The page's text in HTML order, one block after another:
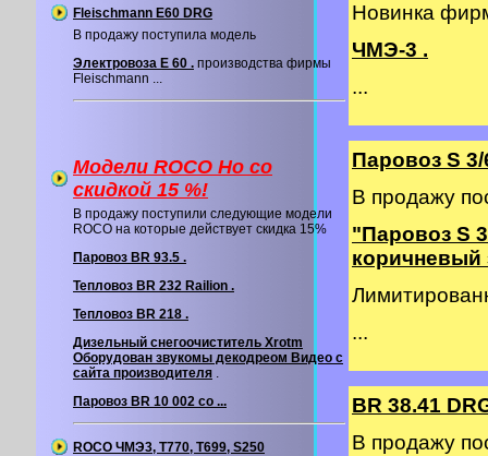
Fleischmann E60 DRG
В продажу поступила модель
Электровоза E 60 . производства фирмы
Fleischmann ...
Модели ROCO Ho со
cкидкой 15 %!
В продажу поступили следующие модели
ROCO на которые действует скидка 15%
Паровоз BR 93.5 .
Тепловоз BR 232 Railion .
Тепловоз BR 218 .
Дизельный снегоочиститель Xrotm
Оборудован звукомы декодреом Видео с
сайта производителя .
Паровоз BR 10 002 со ...
ROCO ЧМЭ3, T770, T699, S250
Новинка
ЧМЭ-3 .
...
Паровоз S
В продажу
"Паровоз S
коричневый
...
BR 38.41
В продажу